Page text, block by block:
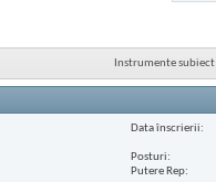
Instrumente subiect
Data înscrierii
Posturi
Putere Rep